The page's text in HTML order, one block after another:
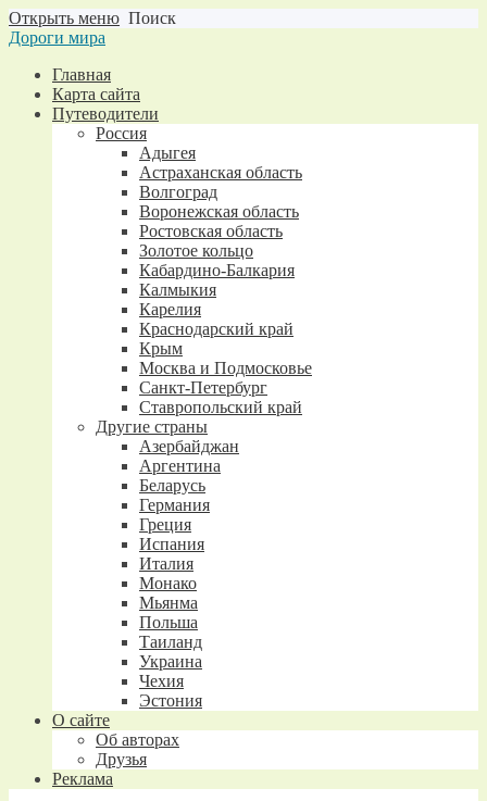
Открыть меню Поиск
Дороги мира
Главная
Карта сайта
Путеводители
Россия
Адыгея
Астраханская область
Волгоград
Воронежская область
Ростовская область
Золотое кольцо
Кабардино-Балкария
Калмыкия
Карелия
Краснодарский край
Крым
Москва и Подмосковье
Санкт-Петербург
Ставропольский край
Другие страны
Азербайджан
Аргентина
Беларусь
Германия
Греция
Испания
Италия
Монако
Мьянма
Польша
Таиланд
Украина
Чехия
Эстония
О сайте
Об авторах
Друзья
Реклама